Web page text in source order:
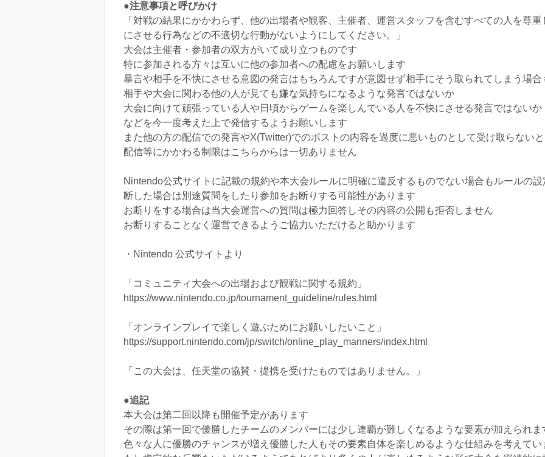
●注意事項と呼びかけ
「対戦の結果にかかわらず、他の出場者や観客、主催者、運営スタッフを含むすべての人を尊
にさせる行為などの不適切な行動がないようにしてください。」
大会は主催者・参加者の双方がいて成り立つものです
特に参加される方々は互いに他の参加者への配慮をお願いします
暴言や相手を不快にさせる意図の発言はもちろんですが意図せず相手にそう取られてしまう場合
相手や大会に関わる他の人が見ても嫌な気持ちになるような発言ではないか
大会に向けて頑張っている人や日頃からゲームを楽しんでいる人を不快にさせる発言ではないか
などを今一度考えた上で発信するようお願いします
また他の方の配信での発言やX(Twitter)でのポストの内容を過度に悪いものとして受け取らない
配信等にかかわる制限はこちらからは一切ありません
Nintendo公式サイトに記載の規約や本大会ルールに明確に違反するものでない場合もルールの
断した場合は別途質問をしたり参加をお断りする可能性があります
お断りをする場合は当大会運営への質問は極力回答しその内容の公開も拒否しません
お断りすることなく運営できるようご協力いただけると助かります
・Nintendo 公式サイトより
「コミュニティ大会への出場および観戦に関する規約」
https://www.nintendo.co.jp/tournament_guideline/rules.html
「オンラインプレイで楽しく遊ぶためにお願いしたいこと」
https://support.nintendo.com/jp/switch/online_play_manners/index.html
「この大会は、任天堂の協賛・提携を受けたものではありません。」
●追記
本大会は第二回以降も開催予定があります
その際は第一回で優勝したチームのメンバーには少し連覇が難しくなるような要素が加えられま
色々な人に優勝のチャンスが増え優勝した人もその要素自体を楽しめるような仕組みを考えてい